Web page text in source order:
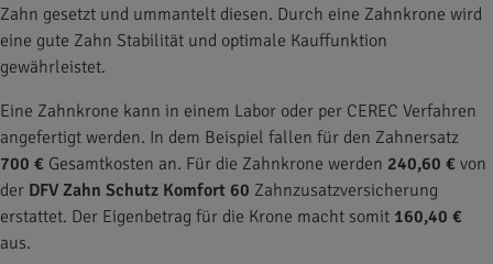
Zahn gesetzt und ummantelt diesen. Durch eine Zahnkrone wird
eine gute Zahn Stabilität und optimale Kauffunktion
gewährleistet.
Eine Zahnkrone kann in einem Labor oder per CEREC Verfahren
angefertigt werden. In dem Beispiel fallen für den Zahnersatz
700 € Gesamtkosten an. Für die Zahnkrone werden 240,60 € von
der DFV Zahn Schutz Komfort 60 Zahnzusatzversicherung
erstattet. Der Eigenbetrag für die Krone macht somit 160,40 €
aus.